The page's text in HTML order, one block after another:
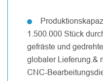
1.500.000 Stück
gefräste und
globaler Lieferung.&
CNC-